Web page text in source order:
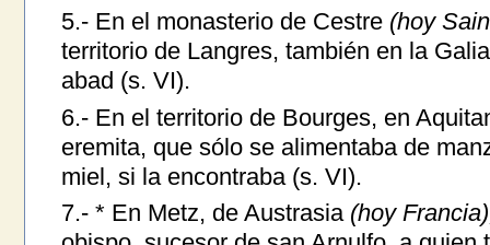
5.- En el monasterio de Cestre (hoy
territorio de Langres, también en la
abad (s. VI).
6.- En el territorio de Bourges, en
eremita, que sólo se alimentaba de
miel, si la encontraba (s. VI).
7.- * En Metz, de Austrasia (hoy